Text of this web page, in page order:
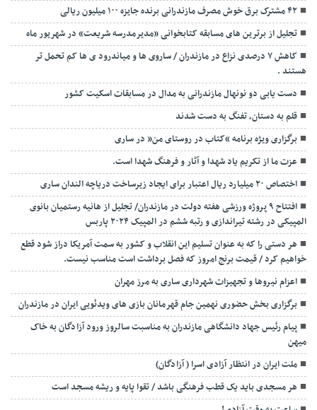
۴۲ مشترک برق خوش مصرف مازندرانی برنده جایزه ۱۰۰ میلیون ریالی
تجلیل از برترین های مسابقه کتابخوانی «مدیرمدرسه شریعت» در شهریور ماه
کاهش ۷ درصدی نزاع در مازندران / ساروی ها و میاندرود ی ها کم تحمل تر
هستند‌ .
دست یابی دو نونهال مازندرانی به مدال در مسابقات اسکیت کشور
قلم به دستان، تفنگ به دست شدند
برگزاری ویژه برنامه “کتاب در روستای من” در ساری
عزت ما از تکریم یاد شهدا و آثار و فرهنگ شهدا است.
اختصاص ۲۰ میلیارد ریال اعتبار برای ایجاد زیرساخت دریاچه الندان ساری
افتتاح ۹ پروژه ورزشی هفته دولت در مازندران/ تجلیل از هانیه رستمیان بانوی
المپیکی در رشته تیراندازی و رتبه ششم در المپیک ۲۰۲۴ پاربس
هر دستی را که به عنوان تسلیم این انقلاب و کشور به سمت آمريکا دراز شود قطع
خواهیم کرد / قیمت برنج امروز که فصل برداشت است مناسب نیست.
اعزام نیروها و تجهیزات شهرداری ساری به مرز مهران
برگزاری بخش حضوری نهمین جام قهرمانان بازی های ویدئویی ایران در مازندران
پیام رئیس جهاد دانشگاهی مازندران به مناسبت سالروز ورود آزادگان به خاک
میهن
ملت ایران در انتظار آزادی اسرا ( آزادگان)
هر مسجدی باید یک قطب فرهنگی باشد / تقوا پایه و ریشه مسجد است